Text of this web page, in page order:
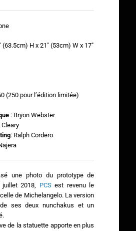
(63.5cm) H x 21″ (53cm) W x 17″
(250 pour l’édition limitée)
: Bryon Webster
: Ralph Cordero
une photo du prototype de
2018, PCSest revenu le
de Michelangelo. La version
ses deux nunchakus et un
de la statuette apporte en plus